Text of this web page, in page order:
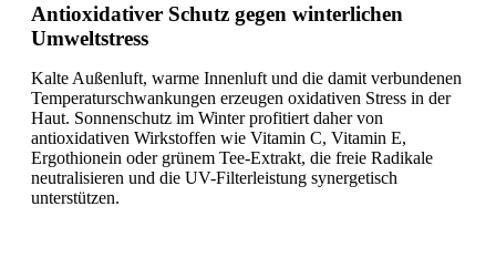
Antioxidativer Schutz gegen winterlichen
Umweltstress
Kalte Außenluft, warme Innenluft und die damit verbundenen
Temperaturschwankungen erzeugen oxidativen Stress in der
Haut. Sonnenschutz im Winter profitiert daher von
antioxidativen Wirkstoffen wie Vitamin C, Vitamin E,
Ergothionein oder grünem Tee-Extrakt, die freie Radikale
neutralisieren und die UV-Filterleistung synergetisch
unterstützen.